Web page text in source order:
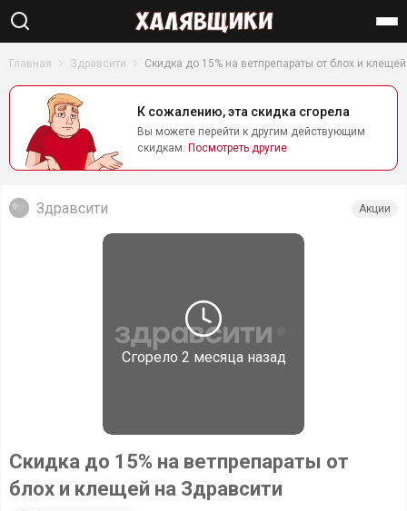
Найти
Главная Здравсити Скидка до 15% на ветпрепараты от блох и клещей
К сожалению, эта скидка сгорела
Вы можете перейти к другим действующим
скидкам. Посмотреть другие
Сгорело 2 месяца назад
Здравсити Акции
Скидка до 15% на ветпрепараты от
блох и клещей на Здравсити